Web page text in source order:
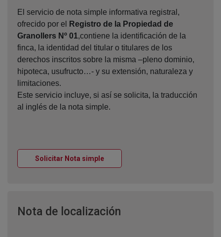
El servicio de nota simple informativa registral,
ofrecido por el
Registro de la Propiedad de
Granollers Nº 01,contiene la identificación de la
finca, la identidad del titular o titulares de los
derechos inscritos sobre la misma –pleno dominio,
hipoteca, usufructo…- y su extensión, naturaleza y
limitaciones.
Este servicio incluye, si así se solicita, la traducción
al inglés de la nota simple.
Solicitar Nota simpleVentana nueva
Nota de localización